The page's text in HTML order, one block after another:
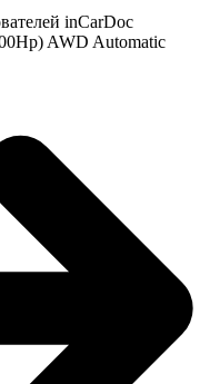
inCarDoc
AWD Automatic